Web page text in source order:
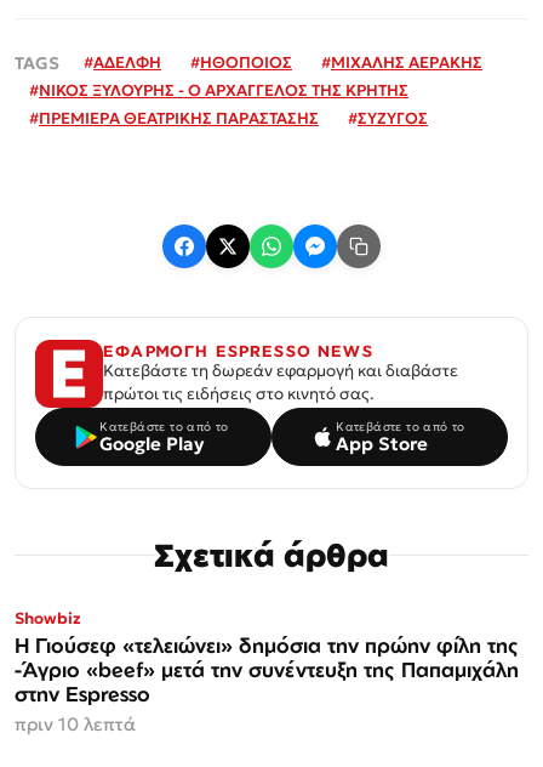
#ΑΔΕΛΦΗ #ΗΘΟΠΟΙΟΣ #ΜΙΧΑΛΗΣ ΑΕΡΑΚΗΣ
#ΝΙΚΟΣ ΞΥΛΟΥΡΗΣ - Ο ΑΡΧΑΓΓΕΛΟΣ ΤΗΣ ΚΡΗΤΗΣ
#ΠΡΕΜΙΕΡΑ ΘΕΑΤΡΙΚΗΣ ΠΑΡΑΣΤΑΣΗΣ #ΣΥΖΥΓΟΣ
ΕΦΑΡΜΟΓΗ ESPRESSO NEWS
Κατεβάστε τη δωρεάν εφαρμογή και διαβάστε
πρώτοι τις ειδήσεις στο κινητό σας.
Κατεβάστε το από το
Google Play
Κατεβάστε το από το
App Store
Σχετικά άρθρα
Showbiz
Η Γιούσεφ «τελειώνει» δημόσια την πρώην φίλη της
-Άγριο «beef» μετά την συνέντευξη της Παπαμιχάλη
στην Espresso
πριν 10 λεπτά